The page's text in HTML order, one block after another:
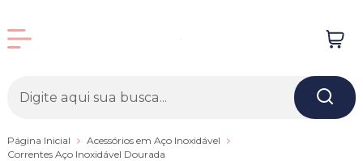
Página Inicial
Acessórios em Aço Inoxidável
Correntes Aço Inoxidável Dourada